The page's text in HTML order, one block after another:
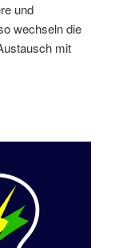
und
wechseln die
mit